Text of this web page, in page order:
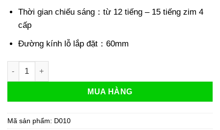
Thời gian chiếu sáng：từ 12 tiếng – 15 tiếng zim 4
cấp
Đường kính lỗ lắp đặt：60mm
Đèn năng lượng mặt trời 120W LY-TYN004 - Đèn mặt trời
MUA HÀNG
Mã sản phẩm: D010